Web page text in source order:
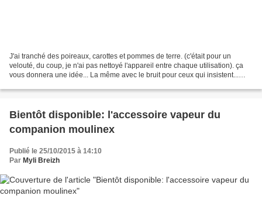
J'ai tranché des poireaux, carottes et pommes de terre. (c'était pour un
velouté, du coup, je n'ai pas nettoyé l'appareil entre chaque utilisation). ça
vous donnera une idée... La même avec le bruit pour ceux qui insistent...
Bientôt disponible: l'accessoire vapeur du
companion moulinex
Publié le 25/10/2015 à 14:10
Par Myli Breizh